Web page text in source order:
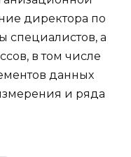
директора по
специалистов, а
в том числе
данных
и ряда